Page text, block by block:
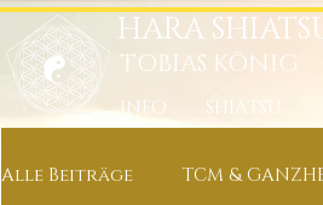
HARA
TOBIAS KÖNIG
INFO SHIATSU
Alle Beiträge TCM &